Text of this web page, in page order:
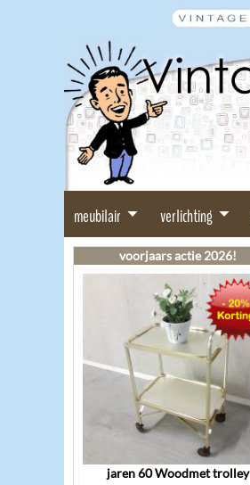
meubilair verlichting
voorjaars actie 2026!
jaren 60 Woodmet trolley